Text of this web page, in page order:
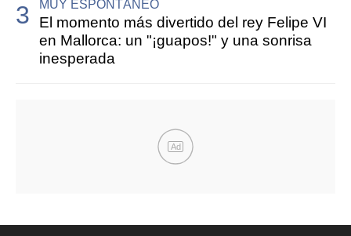
MUY ESPONTÁNEO
El momento más divertido del rey Felipe VI
en Mallorca: un "¡guapos!" y una sonrisa
inesperada
Ad